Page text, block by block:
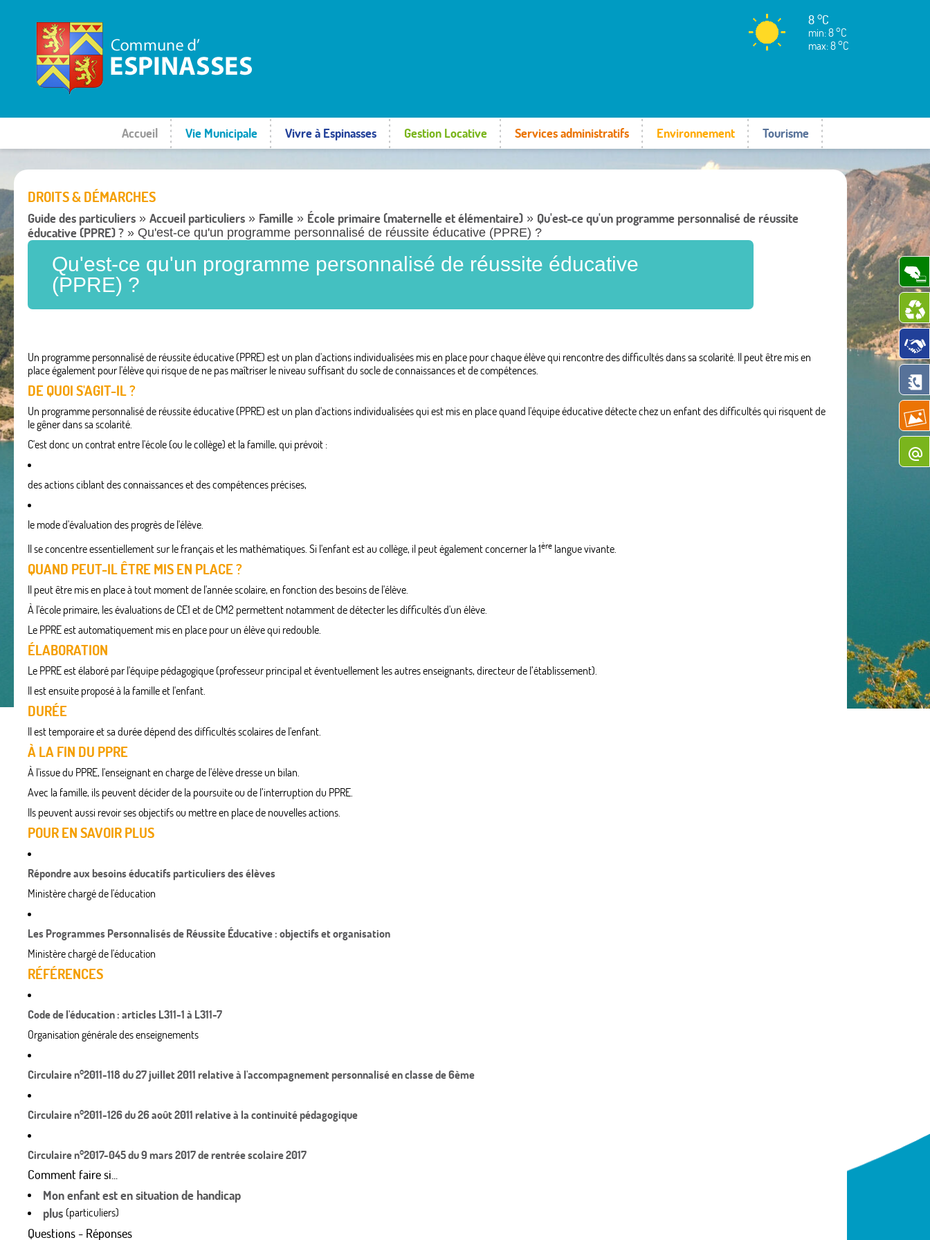
8 °C
min: 8 °C
max: 8 °C
Accueil Vie Municipale Vivre à Espinasses Gestion Locative Services administratifs Environnement Tourisme
DROITS & DÉMARCHES
Guide des particuliers » Accueil particuliers » Famille » École primaire (maternelle et élémentaire) » Qu'est-ce qu'un programme personnalisé de réussite
éducative (PPRE) ? » Qu'est-ce qu'un programme personnalisé de réussite éducative (PPRE) ?
Qu'est-ce qu'un programme personnalisé de réussite éducative
(PPRE) ?
Un programme personnalisé de réussite éducative (PPRE) est un plan d'actions individualisées mis en place pour chaque élève qui rencontre des difficultés dans sa scolarité. Il peut être mis en
place également pour l'élève qui risque de ne pas maîtriser le niveau suffisant du socle de connaissances et de compétences.
DE QUOI S'AGIT-IL ?
Un programme personnalisé de réussite éducative (PPRE) est un plan d'actions individualisées qui est mis en place quand l'équipe éducative détecte chez un enfant des difficultés qui risquent de
le gêner dans sa scolarité.
C'est donc un contrat entre l'école (ou le collège) et la famille, qui prévoit :
des actions ciblant des connaissances et des compétences précises,
le mode d'évaluation des progrès de l'élève.
Il se concentre essentiellement sur le français et les mathématiques. Si l'enfant est au collège, il peut également concerner la 1ère langue vivante.
QUAND PEUT-IL ÊTRE MIS EN PLACE ?
Il peut être mis en place à tout moment de l'année scolaire, en fonction des besoins de l'élève.
À l'école primaire, les évaluations de CE1 et de CM2 permettent notamment de détecter les difficultés d'un élève.
Le PPRE est automatiquement mis en place pour un élève qui redouble.
ÉLABORATION
Le PPRE est élaboré par l'équipe pédagogique (professeur principal et éventuellement les autres enseignants, directeur de l’établissement).
Il est ensuite proposé à la famille et l'enfant.
DURÉE
Il est temporaire et sa durée dépend des difficultés scolaires de l'enfant.
À LA FIN DU PPRE
À l'issue du PPRE, l'enseignant en charge de l'élève dresse un bilan.
Avec la famille, ils peuvent décider de la poursuite ou de l’interruption du PPRE.
Ils peuvent aussi revoir ses objectifs ou mettre en place de nouvelles actions.
POUR EN SAVOIR PLUS
Répondre aux besoins éducatifs particuliers des élèves
Ministère chargé de l'éducation
Les Programmes Personnalisés de Réussite Éducative : objectifs et organisation
Ministère chargé de l'éducation
RÉFÉRENCES
Code de l'éducation : articles L311-1 à L311-7
Organisation générale des enseignements
Circulaire n°2011-118 du 27 juillet 2011 relative à l'accompagnement personnalisé en classe de 6ème
Circulaire n°2011-126 du 26 août 2011 relative à la continuité pédagogique
Circulaire n°2017-045 du 9 mars 2017 de rentrée scolaire 2017
Comment faire si...
Mon enfant est en situation de handicap
plus (particuliers)
Questions - Réponses